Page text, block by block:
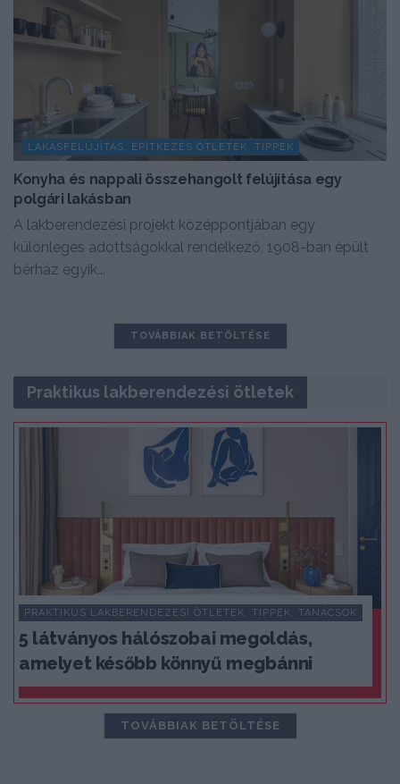
LAKÁSFELÚJÍTÁS, ÉPÍTKEZÉS ÖTLETEK, TIPPEK
Konyha és nappali összehangolt felújítása egy
polgári lakásban
A lakberendezési projekt középpontjában egy
különleges adottságokkal rendelkező, 1908-ban épült
bérház egyik...
TOVÁBBIAK BETÖLTÉSE
Praktikus lakberendezési ötletek
PRAKTIKUS LAKBERENDEZÉSI ÖTLETEK, TIPPEK, TANÁCSOK
5 látványos hálószobai megoldás,
amelyet később könnyű megbánni
TOVÁBBIAK BETÖLTÉSE